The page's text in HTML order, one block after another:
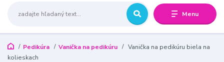
Menu
Pedikúra Vanička na pedikúru
Vanička na pedikúru biela na
kolieskach